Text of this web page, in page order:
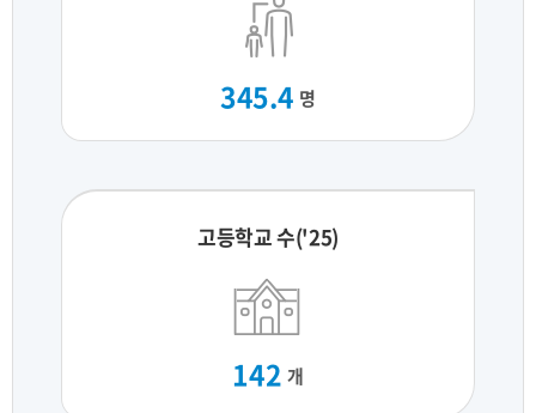
345.4 명
고등학교 수('25)
142 개